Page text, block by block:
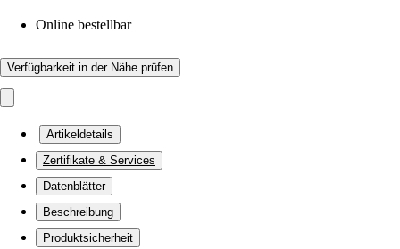
Online bestellbar
Verfügbarkeit in der Nähe prüfen
Artikeldetails
Zertifikate & Services
Datenblätter
Beschreibung
Produktsicherheit